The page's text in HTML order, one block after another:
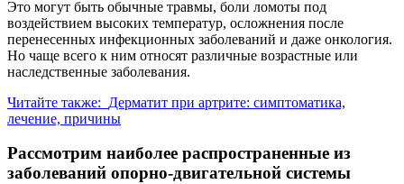
Это могут быть обычные травмы, боли ломоты под
воздействием высоких температур, осложнения после
перенесенных инфекционных заболеваний и даже онкология.
Но чаще всего к ним относят различные возрастные или
наследственные заболевания.
Читайте также: Дерматит при артрите: симптоматика,
лечение, причины
Рассмотрим наиболее распространенные из
заболеваний опорно-двигательной системы